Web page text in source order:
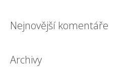
Nejnovější komentáře
Archivy